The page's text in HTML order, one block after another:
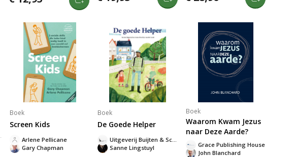
daagt bestaande
presenteert
argumenten voor het
bestaan van God vanuit
filosofisch en
wetenschappelijk
perspectief. Een must-
read voor iedereen die
geïnteresseerd is in
geloof, zingeving en de
zoektocht naar
waarheid.
innerlijke genezing en
volwassenheid. Dit
praktische boek in elf
stappen biedt
levenslange waarde
voor wie zich innerlijk
vastgelopen voelt.
rol van medemensen,
verantwoordelijkheid en
je ziel in het christelijk
mensbeeld. Perfect
voor christenen die hun
dagelijks leven willen
Boek
Screen Kids
Gary Chapman
Arlene Pellicane
Boek
De Goede Helper
Sanne Lingstuyl
Boek
Waarom Kwam Jezus
naar Deze Aarde?
John Blanchard
Grace Publishing House